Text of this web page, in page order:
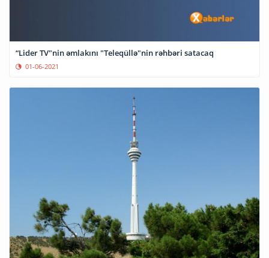
“Lider TV"nin əmlakını "Teleqüllə"nin rəhbəri satacaq
01-06-2021